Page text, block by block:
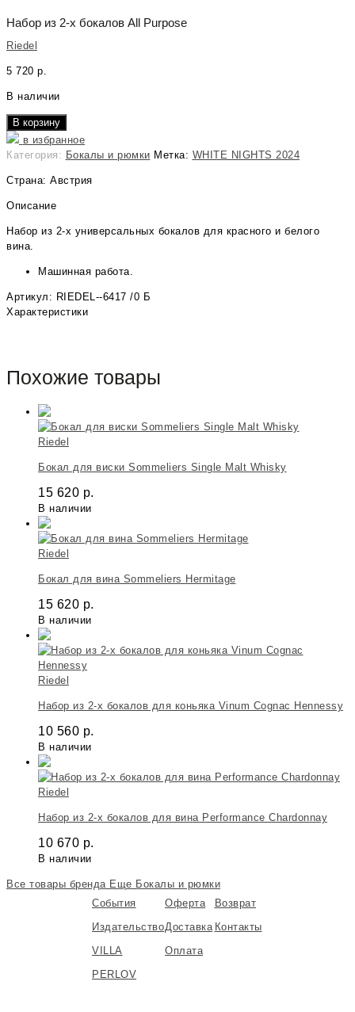
Набор из 2-х бокалов All Purpose
Riedel
5 720 р.
В наличии
В корзину
в избранное
Категория: Бокалы и рюмки Метка: WHITE NIGHTS 2024
Страна: Австрия
Описание
Набор из 2-х универсальных бокалов для красного и белого
вина.
Машинная работа.
Артикул: RIEDEL--6417 /0 Б
Характеристики
Похожие товары
Riedel
Бокал для виски Sommeliers Single Malt Whisky
15 620 р.
В наличии
Riedel
Бокал для вина Sommeliers Hermitage
15 620 р.
В наличии
Riedel
Набор из 2-х бокалов для коньяка Vinum Cognac Hennessy
10 560 р.
В наличии
Riedel
Набор из 2-х бокалов для вина Performance Chardonnay
10 670 р.
В наличии
Все товары бренда Еще Бокалы и рюмки
События
Издательство
VILLA
PERLOV
Оферта
Доставка
Оплата
Возврат
Контакты